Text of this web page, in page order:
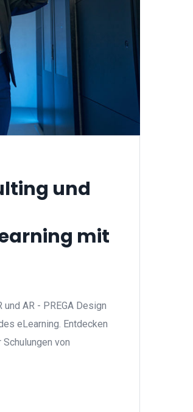
und
mit
AR - PREGA Design
eLearning. Entdecken
von